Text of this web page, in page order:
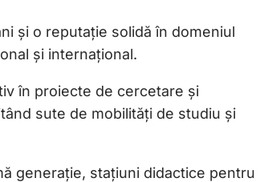
și o reputație solidă în domeniul
și internațional.
în proiecte de cercetare și
sute de mobilități de studiu și
generație, stațiuni didactice pentru